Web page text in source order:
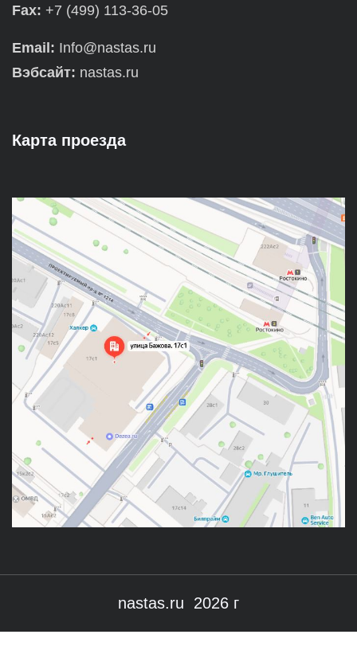
Fax: +7 (499) 113-36-05
Email: Info@nastas.ru
Вэбсайт: nastas.ru
Карта проезда
nastas.ru 2026 г